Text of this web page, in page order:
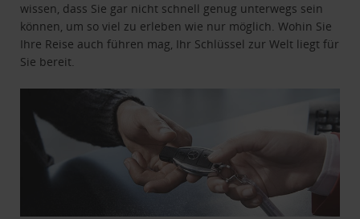
wissen, dass Sie gar nicht schnell genug unterwegs sein
können, um so viel zu erleben wie nur möglich. Wohin Sie
Ihre Reise auch führen mag, Ihr Schlüssel zur Welt liegt für
Sie bereit.